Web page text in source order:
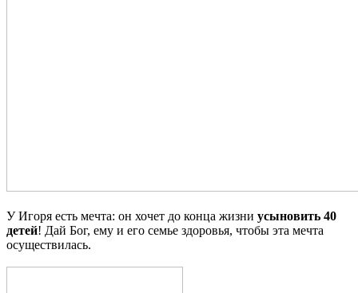
У Игоря есть мечта: он хочет до конца жизни усыновить 40
детей! Дай Бог, ему и его семье здоровья, чтобы эта мечта
осуществилась.